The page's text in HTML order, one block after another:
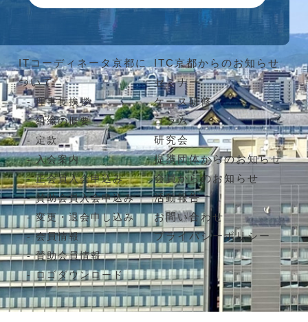
ITコーディネータ京都に
ついて
理事長挨拶
組織の概要
定款
入会案内
正会員入会申込み
賛助会員入会申込み
変更・退会申し込み
会員情報
賛助会員情報
ロゴダウンロード
ITC京都からのお知らせ
セミナー
ケース研修
コラム
研究会
提携団体からのお知らせ
会員からのお知らせ
活動報告
お問い合わせ
プライバシーポリシー